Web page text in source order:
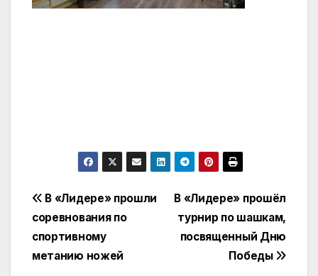
Навигация
по
записям
В «Лидере» прошёл
турнир по шашкам,
посвященный Дню
Победы
В «Лидере» прошли
соревнования по
спортивному
метанию ножей